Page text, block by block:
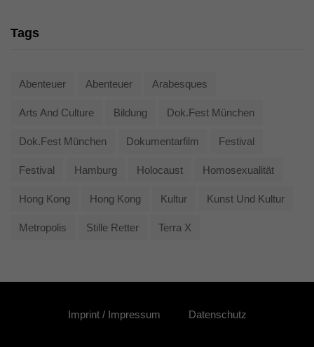
Tags
Abenteuer Abenteuer Arabesques
Arts And Culture Bildung Dok.fest München
Dok.fest München Dokumentarfilm Festival
Festival Hamburg Holocaust Homosexualität
Hong Kong Hong Kong Kultur Kunst Und Kultur
Metropolis Stille Retter Terra X
Imprint / Impressum Datenschutz